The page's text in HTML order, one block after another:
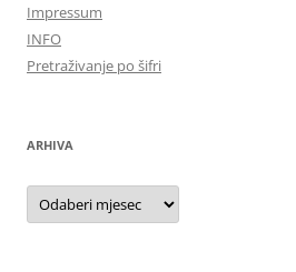
Impressum
INFO
Pretraživanje po šifri
ARHIVA
Arhiva